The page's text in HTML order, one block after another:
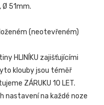
Ø 51mm.
(neotevřeném)
HLINÍKU zajišťujícími
klouby jsou téměř
ZÁRUKU 10 LET.
nastavení na každé noze